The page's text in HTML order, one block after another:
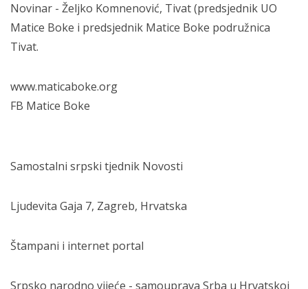
Novinar - Željko Komnenović, Tivat (predsjednik UO
Matice Boke i predsjednik Matice Boke podružnica
Tivat.
www.maticaboke.org
FB Matice Boke
Samostalni srpski tjednik Novosti
Ljudevita Gaja 7, Zagreb, Hrvatska
Štampani i internet portal
Srpsko narodno vijeće - samouprava Srba u Hrvatskoj